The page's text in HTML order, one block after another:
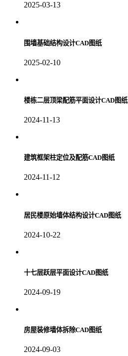
2025-03-13
围墙基础结构设计CAD图纸
2025-02-10
楼栋二层顶梁配筋平面设计CAD图纸
2024-11-13
建筑框架柱定位及配筋CAD图纸
2024-11-12
居民楼原始墙体结构设计CAD图纸
2024-10-22
十七层跃层平面设计CAD图纸
2024-09-19
房屋装修墙体拆除CAD图纸
2024-09-03